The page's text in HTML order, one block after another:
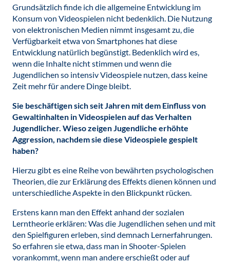
Grundsätzlich finde ich die allgemeine Entwicklung im
Konsum von Videospielen nicht bedenklich. Die Nutzung
von elektronischen Medien nimmt insgesamt zu, die
Verfügbarkeit etwa von Smartphones hat diese
Entwicklung natürlich begünstigt. Bedenklich wird es,
wenn die Inhalte nicht stimmen und wenn die
Jugendlichen so intensiv Videospiele nutzen, dass keine
Zeit mehr für andere Dinge bleibt.
Sie beschäftigen sich seit Jahren mit dem Einfluss von
Gewaltinhalten in Videospielen auf das Verhalten
Jugendlicher. Wieso zeigen Jugendliche erhöhte
Aggression, nachdem sie diese Videospiele gespielt
haben?
Hierzu gibt es eine Reihe von bewährten psychologischen
Theorien, die zur Erklärung des Effekts dienen können und
unterschiedliche Aspekte in den Blickpunkt rücken.
Erstens kann man den Effekt anhand der sozialen
Lerntheorie erklären: Was die Jugendlichen sehen und mit
den Spielfiguren erleben, sind demnach Lernerfahrungen.
So erfahren sie etwa, dass man in Shooter-Spielen
vorankommt, wenn man andere erschießt oder auf